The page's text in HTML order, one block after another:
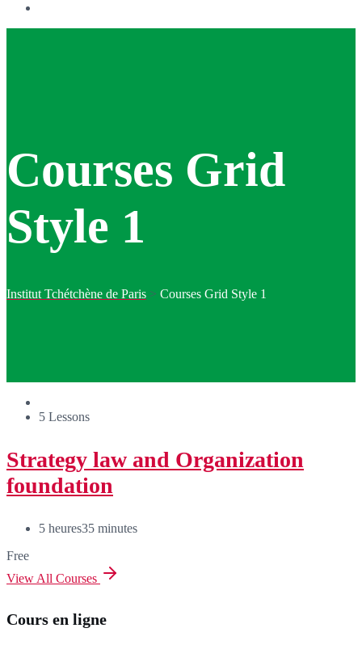
Courses Grid
Style 1
Institut Tchétchène de Paris > Courses Grid Style 1
5 Lessons
Strategy law and Organization
foundation
5 heures35 minutes
Free
View All Courses
Cours en ligne